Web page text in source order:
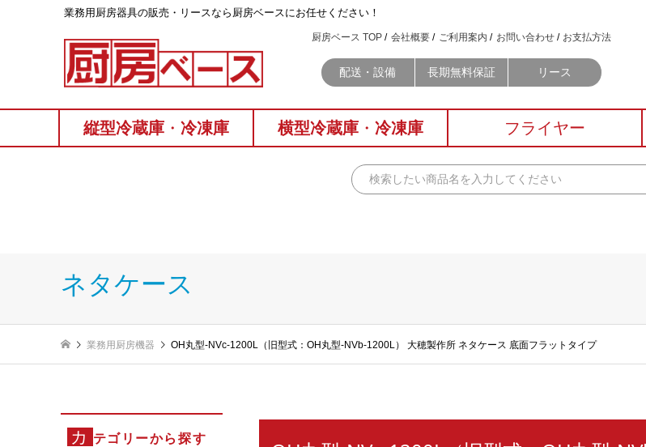
業務⽤厨房器具の販売・リースなら厨房ベースにお任せください！
厨房ベース TOP 会社概要 ご利用案内 お問い合わせ お支払方法
配送・設備 長期無料保証 リース
縦型冷蔵庫 ・ 冷凍庫 横型冷蔵庫 ・ 冷凍庫 フライヤー
ネタケース
業務用厨房機器 OH丸型-NVc-1200L（旧型式：OH丸型-NVb-1200L） 大穂製作所 ネタケース 底面フラットタイプ
カ テゴリーから探す